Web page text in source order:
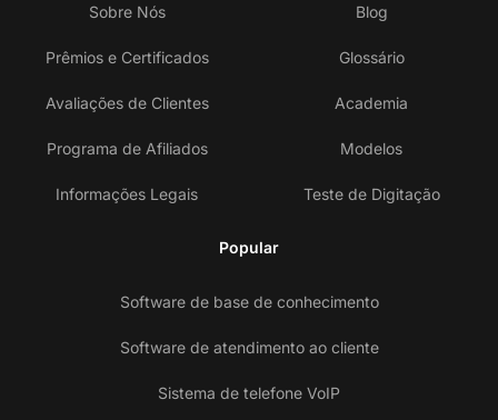
Sobre Nós
Prêmios e Certificados
Avaliações de Clientes
Programa de Afiliados
Informações Legais
Blog
Glossário
Academia
Modelos
Teste de Digitação
Popular
Software de base de conhecimento
Software de atendimento ao cliente
Sistema de telefone VoIP